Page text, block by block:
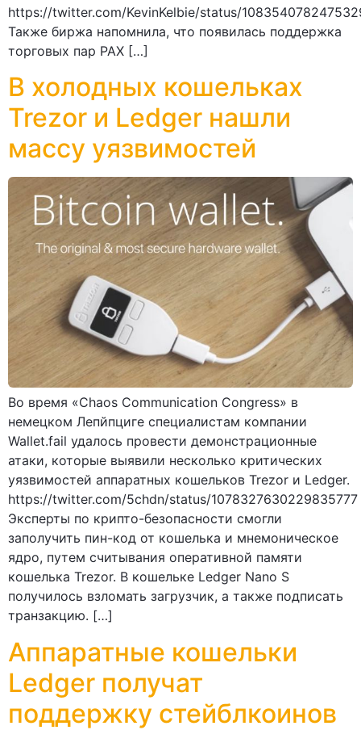
https://twitter.com/KevinKelbie/status/
Также биржа напомнила, что появилась поддержка
торговых пар PAX […]
В холодных кошельках
Trezor и Ledger нашли
массу уязвимостей
Во время «Chaos Communication Congress» в
немецком Лепйпциге специалистам компании
Wallet.fail удалось провести демонстрационные
атаки, которые выявили несколько критических
уязвимостей аппаратных кошельков Trezor и Ledger.
https://twitter.com/5chdn/status/1078327630229835777
Эксперты по крипто-безопасности смогли
заполучить пин-код от кошелька и мнемоническое
ядро, путем считывания оперативной памяти
кошелька Trezor. В кошельке Ledger Nano S
получилось взломать загрузчик, а также подписать
транзакцию. […]
Аппаратные кошельки
Ledger получат
поддержку стейблкоинов